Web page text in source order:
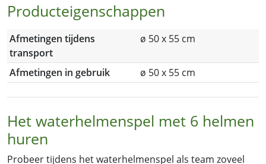
Producteigenschappen
Afmetingen tijdens
transport
ø 50 x 55 cm
Afmetingen in gebruik ø 50 x 55 cm
Het waterhelmenspel met 6 helmen
huren
Probeer tijdens het waterhelmenspel als team zoveel